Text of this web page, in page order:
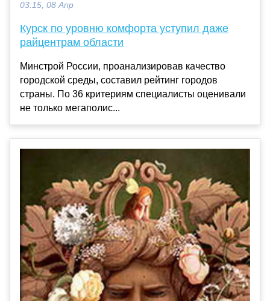
03:15, 08 Апр
Курск по уровню комфорта уступил даже
райцентрам области
Минстрой России, проанализировав качество
городской среды, составил рейтинг городов
страны. По 36 критериям специалисты оценивали
не только мегаполис...